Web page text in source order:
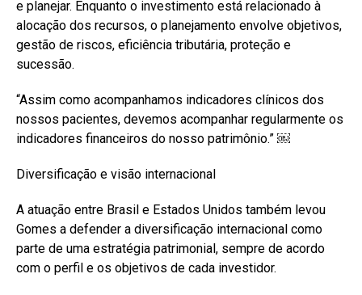
e planejar. Enquanto o investimento está relacionado à
alocação dos recursos, o planejamento envolve objetivos,
gestão de riscos, eficiência tributária, proteção e
sucessão.
“Assim como acompanhamos indicadores clínicos dos
nossos pacientes, devemos acompanhar regularmente os
indicadores financeiros do nosso patrimônio.” ￼
Diversificação e visão internacional
A atuação entre Brasil e Estados Unidos também levou
Gomes a defender a diversificação internacional como
parte de uma estratégia patrimonial, sempre de acordo
com o perfil e os objetivos de cada investidor.